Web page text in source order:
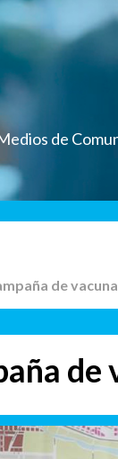
de
de